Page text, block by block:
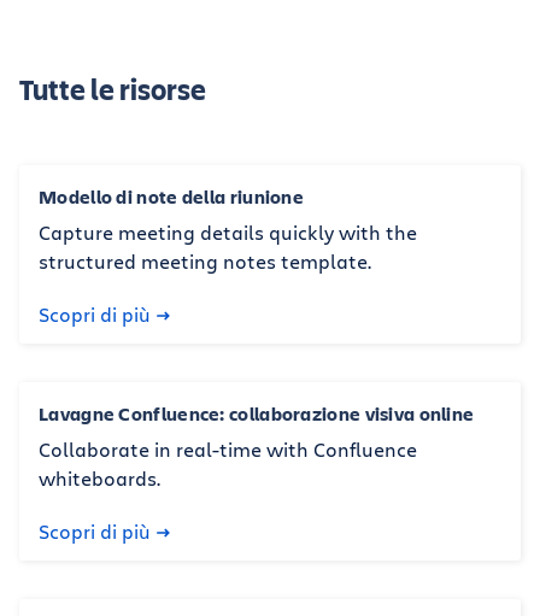
Tutte le risorse
Modello di note della riunione
Capture meeting details quickly with the
structured meeting notes template.
Scopri di più
Lavagne Confluence: collaborazione visiva online
Collaborate in real-time with Confluence
whiteboards.
Scopri di più